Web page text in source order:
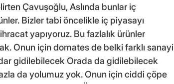
Çavuşoğlu, Aslında bunlar iç
Bizler tabi öncelikle iç piyasayı
yapıyoruz. Bu fazlalık ürünler
Onun için domates de belki farklı sanayi
gidilebilecek Orada da gidilebilecek
da yolumuz yok. Onun için ciddi çöpe